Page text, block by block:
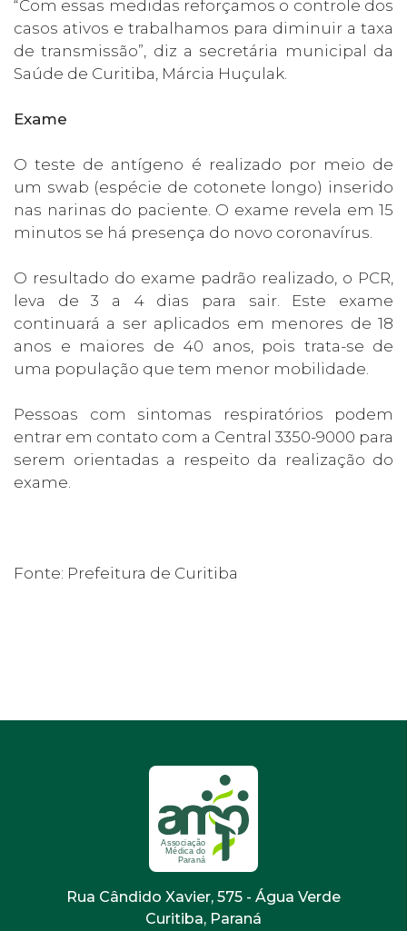
“Com essas medidas reforçamos o controle dos
casos ativos e trabalhamos para diminuir a taxa
de transmissão”, diz a secretária municipal da
Saúde de Curitiba, Márcia Huçulak.
Exame
O teste de antígeno é realizado por meio de
um swab (espécie de cotonete longo) inserido
nas narinas do paciente. O exame revela em 15
minutos se há presença do novo coronavírus.
O resultado do exame padrão realizado, o PCR,
leva de 3 a 4 dias para sair. Este exame
continuará a ser aplicados em menores de 18
anos e maiores de 40 anos, pois trata-se de
uma população que tem menor mobilidade.
Pessoas com sintomas respiratórios podem
entrar em contato com a Central 3350-9000 para
serem orientadas a respeito da realização do
exame.
Fonte: Prefeitura de Curitiba
Rua Cândido Xavier, 575 - Água Verde
Curitiba, Paraná